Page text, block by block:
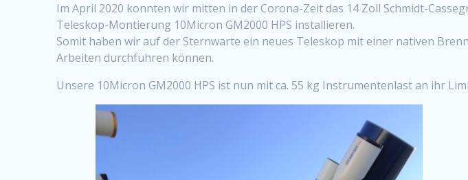
Im April 2020 konnten wir mitten in der Corona-Zeit das 14 Zoll Schmidt-
Teleskop-Montierung 10Micron GM2000 HPS installieren.
Somit haben wir auf der Sternwarte ein neues Teleskop mit einer nativen
Arbeiten durchführen können.
Unsere 10Micron GM2000 HPS ist nun mit ca. 55 kg Instrumentenlast an ihr